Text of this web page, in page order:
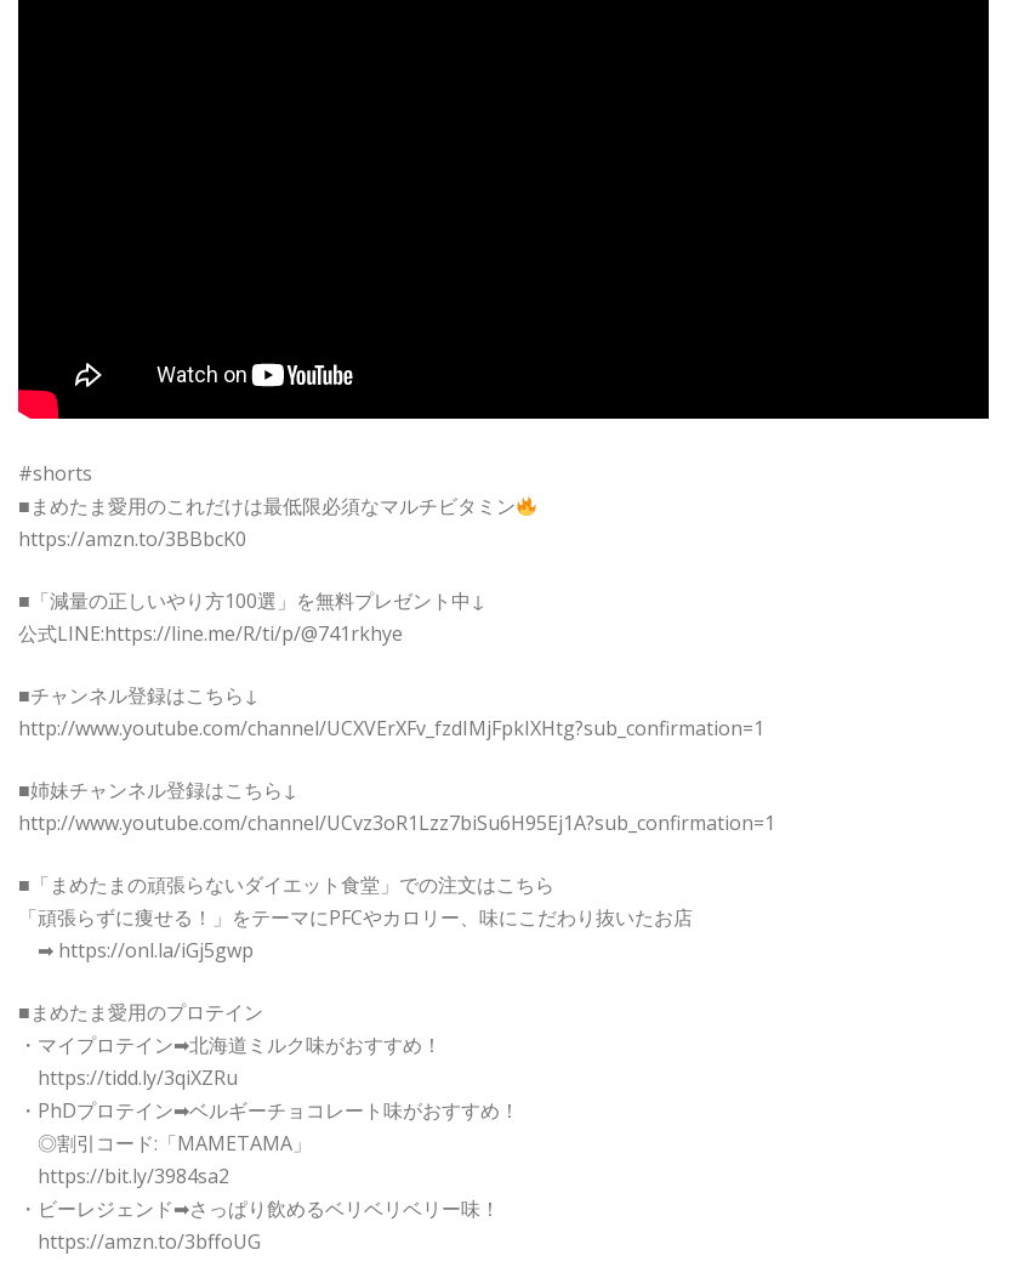
#shorts
■まめたま愛用のこれだけは最低限必須なマルチビタミン
https://amzn.to/3BBbcK0
■「減量の正しいやり方100選」を無料プレゼント中↓
公式LINE:https://line.me/R/ti/p/@741rkhye
■チャンネル登録はこちら↓
http://www.youtube.com/channel/UCXVErXFv_fzdIMjFpkIXHtg?sub_confirmation=1
■姉妹チャンネル登録はこちら↓
http://www.youtube.com/channel/UCvz3oR1Lzz7biSu6H95Ej1A?sub_confirmation=1
■「まめたまの頑張らないダイエット食堂」での注文はこちら
「頑張らずに痩せる！」をテーマにPFCやカロリー、味にこだわり抜いたお店
➡︎ https://onl.la/iGj5gwp
■まめたま愛用のプロテイン
・マイプロテイン➡︎北海道ミルク味がおすすめ！
https://tidd.ly/3qiXZRu
・PhDプロテイン➡︎ベルギーチョコレート味がおすすめ！
◎割引コード:「MAMETAMA」
https://bit.ly/3984sa2
・ビーレジェンド➡︎さっぱり飲めるベリベリベリー味！
https://amzn.to/3bffoUG